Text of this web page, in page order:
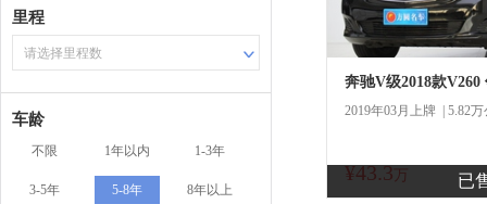
里程
请选择里程数
车龄
不限 1年以内 1-3年
3-5年 5-8年 8年以上 已
奔驰V级2018款V260
2019年03月上牌 | 5.82
¥43.3 万 商